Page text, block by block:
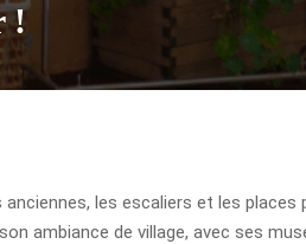
!
les escaliers et les places
ambiance de village, avec ses